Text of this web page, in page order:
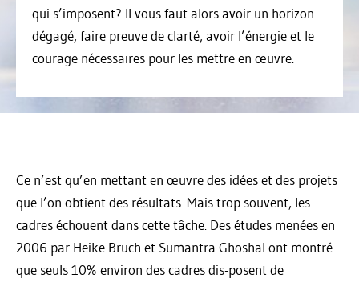
qui s’imposent? Il vous faut alors avoir un horizon
dégagé, faire preuve de clarté, avoir l’énergie et le
courage nécessaires pour les mettre en œuvre.
Ce n’est qu’en mettant en œuvre des idées et des projets
que l’on obtient des résultats. Mais trop souvent, les
cadres échouent dans cette tâche. Des études menées en
2006 par Heike Bruch et Sumantra Ghoshal ont montré
que seuls 10% environ des cadres dis-posent de